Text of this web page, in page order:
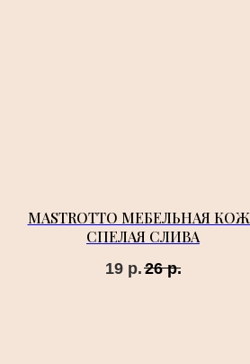
MASTROTTO МЕБЕЛЬНАЯ
СПЕЛАЯ СЛИВА
19 р.26 р.